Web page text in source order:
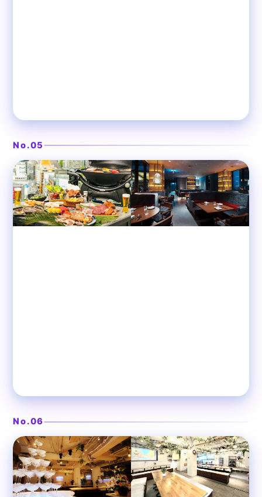
No.05
渋谷 ルーフトップバー
東急プラザ最上階のルーフトップ
CÉ LA VI TOKYO
No.06
渋谷 貸切パーティースペース
ステージ付きの開放感ある大空間
渋谷ガーデンパティオ